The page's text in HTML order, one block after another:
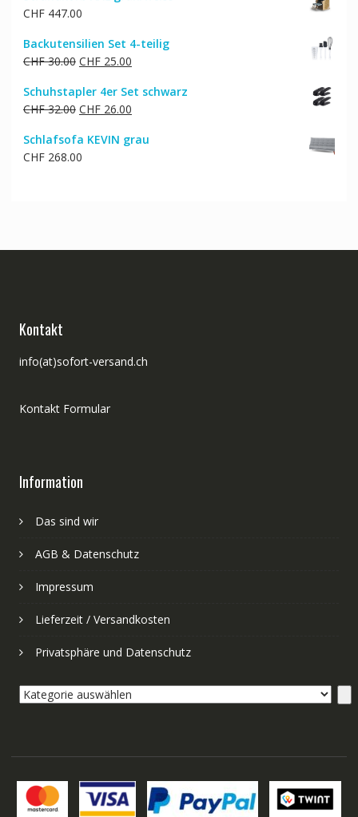
CHF447.00
Backutensilien Set 4-teilig
CHF30.00 Ursprünglicher
war:
CHF 30.00
CHF25.00Aktueller
ist:
CHF 25.00.
Schuhstapler 4er Set schwarz
CHF32.00 Ursprünglicher
war:
CHF 32.00
CHF26.00Aktueller
ist:
Schlafsofa KEVIN grau
CHF268.00
Kontakt
info(at)sofort-versand.ch
Kontakt Formular
Information
Das sind wir
AGB & Datenschutz
Impressum
Lieferzeit / Versandkosten
Privatsphäre und Datenschutz
Kategorie